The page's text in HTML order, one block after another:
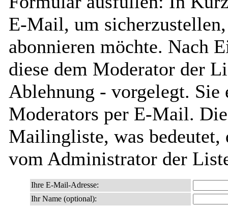
E-Mail, um
abonnieren möchte. Nach
diese dem Moderator der
Ablehnung - vorgelegt. Sie
Moderators per E-Mail.
Mailingliste, was bedeutet,
vom Administrator der
Ihre E-Mail-Adresse:
Ihr Name (optional):